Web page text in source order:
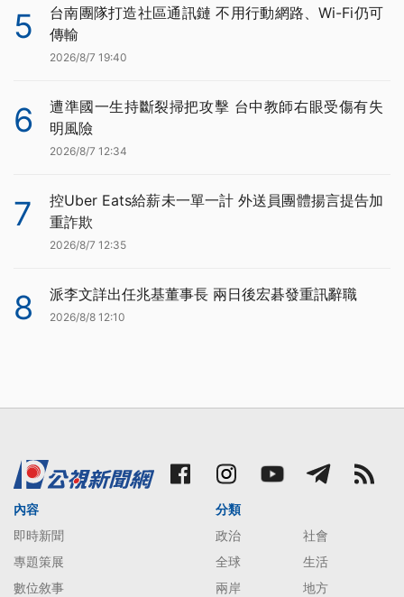
5
台南團隊打造社區通訊鏈 不用行動網路、Wi-Fi仍可
傳輸
2026/8/7 19:40
6
遭準國一生持斷裂掃把攻擊 台中教師右眼受傷有失
明風險
2026/8/7 12:34
7
控Uber Eats給薪未一單一計 外送員團體揚言提告加
重詐欺
2026/8/7 12:35
8 派李文詳出任兆基董事長 兩日後宏碁發重訊辭職
2026/8/8 12:10
內容
即時新聞
專題策展
數位敘事
分類
政治
社會
全球
生活
兩岸
地方